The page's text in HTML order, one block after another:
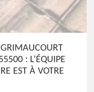
: L’ÉQUIPE
EST À VOTRE